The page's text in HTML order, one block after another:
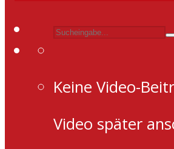
Keine Video-
Video später